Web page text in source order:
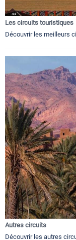
Les circuits touristiques
Découvrir les meilleurs
Autres circuits
Découvrir les autres